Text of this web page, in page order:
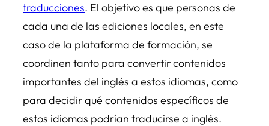
traducciones. El objetivo es que personas de
cada una de las ediciones locales, en este
caso de la plataforma de formación, se
coordinen tanto para convertir contenidos
importantes del inglés a estos idiomas, como
para decidir qué contenidos específicos de
estos idiomas podrían traducirse a inglés.